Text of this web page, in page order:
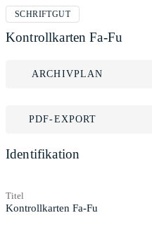
SCHRIFTGUT
Kontrollkarten Fa-Fu
ARCHIVPLAN
PDF-EXPORT
Identifikation
Titel
Kontrollkarten Fa-Fu